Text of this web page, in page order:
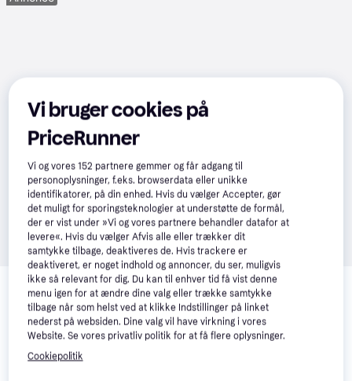
Relaterede produkter
Se vores forslag til andre produkter, der matcher dine
interesser. Vis alle
Vi bruger cookies på
PriceRunner
Vi og vores152 partnere gemmer og får adgang til
personoplysninger, f.eks. browserdata eller unikke
identifikatorer, på din enhed. Hvis du vælger Accepter, gør
det muligt for sporingsteknologier at understøtte de formål,
der er vist under »Vi og vores partnere behandler datafor at
levere«. Hvis du vælger Afvis alle eller trækker dit
samtykke tilbage, deaktiveres de. Hvis trackere er
deaktiveret, er noget indhold og annoncer, du ser, muligvis
ikke så relevant for dig. Du kan til enhver tid få vist denne
menu igen for at ændre dine valg eller trække samtykke
tilbage når som helst ved at klikke Indstillinger på linket
nederst på websiden. Dine valg vil have virkning i vores
Website. Se vores privatliv politik for at få flere oplysninger.
Cookiepolitik